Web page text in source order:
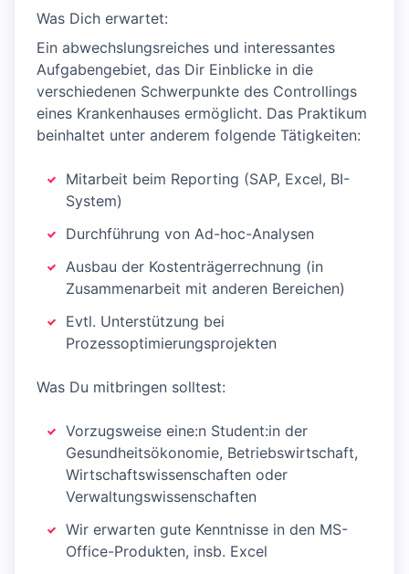
Was Dich erwartet:
Ein abwechslungsreiches und interessantes
Aufgabengebiet, das Dir Einblicke in die
verschiedenen Schwerpunkte des Controllings
eines Krankenhauses ermöglicht. Das Praktikum
beinhaltet unter anderem folgende Tätigkeiten:
Mitarbeit beim Reporting (SAP, Excel, BI-
System)
Durchführung von Ad-hoc-Analysen
Ausbau der Kostenträgerrechnung (in
Zusammenarbeit mit anderen Bereichen)
Evtl. Unterstützung bei
Prozessoptimierungsprojekten
Was Du mitbringen solltest:
Vorzugsweise eine:n Student:in der
Gesundheitsökonomie, Betriebswirtschaft,
Wirtschaftswissenschaften oder
Verwaltungswissenschaften
Wir erwarten gute Kenntnisse in den MS-
Office-Produkten, insb. Excel